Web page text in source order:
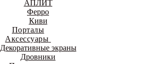
АПЛИТ
Ферро
Киви
Порталы
Аксессуары
Декоративные экраны
Дровники